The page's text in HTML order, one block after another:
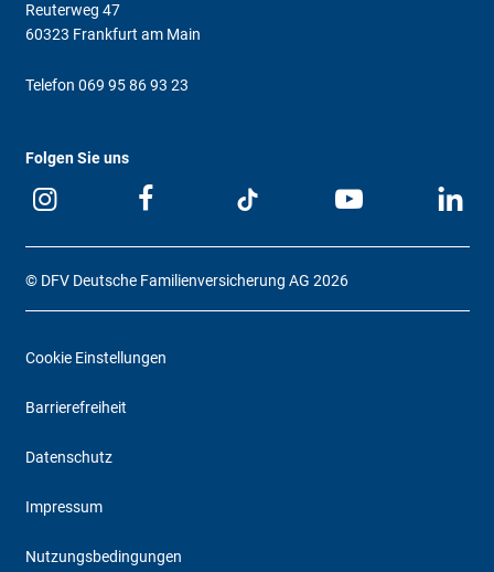
Reuterweg 47
60323 Frankfurt am Main
Telefon 069 95 86 93 23
Folgen Sie uns
© DFV Deutsche Familienversicherung AG 2026
Cookie Einstellungen
Barrierefreiheit
Datenschutz
Impressum
Nutzungsbedingungen